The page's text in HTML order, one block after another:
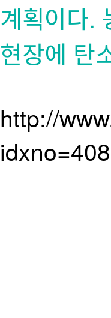
계획이다.
현장에 탄
http://